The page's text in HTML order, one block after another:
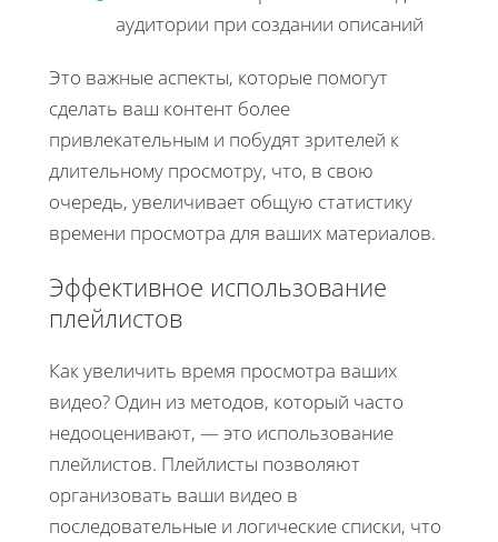
аудитории при создании описаний
Это важные аспекты, которые помогут
сделать ваш контент более
привлекательным и побудят зрителей к
длительному просмотру, что, в свою
очередь, увеличивает общую статистику
времени просмотра для ваших материалов.
Эффективное использование
плейлистов
Как увеличить время просмотра ваших
видео? Один из методов, который часто
недооценивают, — это использование
плейлистов. Плейлисты позволяют
организовать ваши видео в
последовательные и логические списки, что